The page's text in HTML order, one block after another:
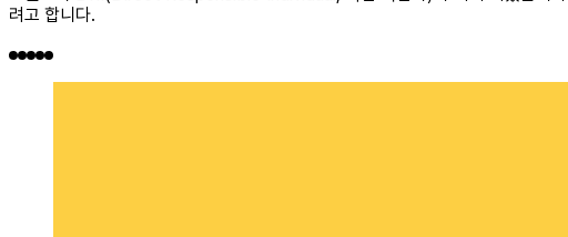
려고 합니다.